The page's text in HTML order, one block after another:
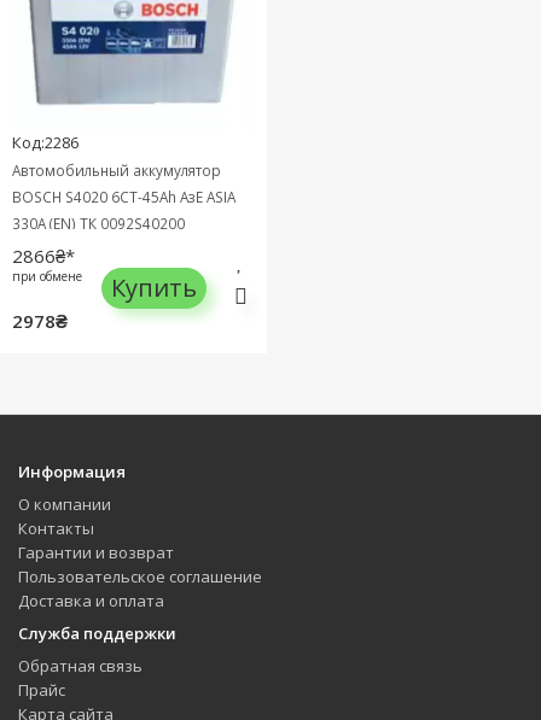
Код:2286
Автомобильный аккумулятор
BOSCH S4020 6СТ-45Ah АзЕ ASIA
330A (EN) ТК 0092S40200
2866₴*
при обмене
2978₴
Купить
Информация
О компании
Контакты
Гарантии и возврат
Пользовательское соглашение
Доставка и оплата
Служба поддержки
Обратная связь
Прайс
Карта сайта